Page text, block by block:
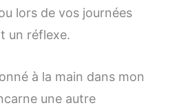
lors de vos journées
un réflexe.
à la main dans mon
une autre